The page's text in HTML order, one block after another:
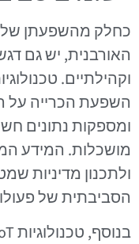
האורבנית, יש גם
וקהילתיים.
השפעת הכרייה על
ומספקות נתונים
מושכלות. המידע
ולתכנון מדיניות
הסביבתית של